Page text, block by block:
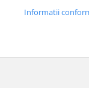
Informatii